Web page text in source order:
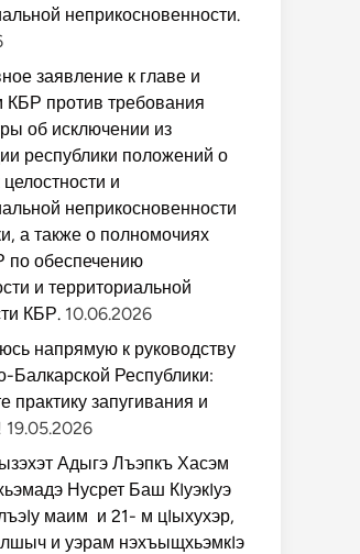
неприкосновенности.
заявление к главе и
КБР против требования
об исключении из
республики положений о
и
неприкосновенности
а также о полномочиях
по обеспечению
и территориальной
КБР. 10.06.2026
напрямую к руководству
Балкарской Республики:
практику запугивания и
19.05.2026
Адыгэ Лъэпкъ Хасэм
Нусрет Баш КIуэкIуэ
маим и 21- м цIыхухэр,
и уэрам нэхъыщхьэмкIэ